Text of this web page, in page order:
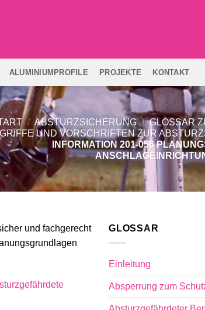
ALUMINIUMPROFILE PROJEKTE KONTAKT
/ ABSTURZSICHERUNG / GLOSSAR
UND VORSCHRIFTEN ZUR
INFORMATION 201-056
und fachgerecht
GLOSSAR
Einleitung
Absperrung zum